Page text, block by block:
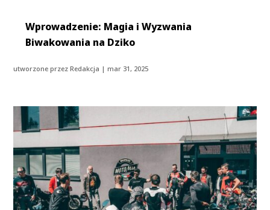
Wprowadzenie: Magia i Wyzwania
Biwakowania na Dziko
utworzone przezRedakcja |mar 31, 2025